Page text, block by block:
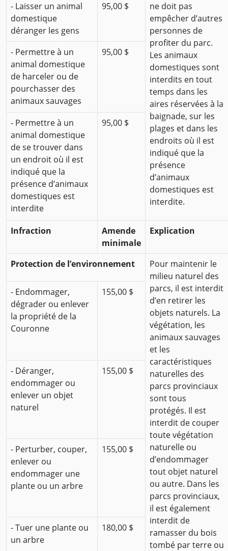
ne doit pas
empêcher d’autres
personnes de
profiter du parc.
Les animaux
domestiques sont
interdits en tout
temps dans les
aires réservées à la
baignade, sur les
plages et dans les
endroits où il est
indiqué que la
présence
d’animaux
domestiques est
interdite.
- Laisser un animal
domestique
déranger les gens
95,00 $
- Permettre à un
animal domestique
de harceler ou de
pourchasser des
animaux sauvages
95,00 $
- Permettre à un
animal domestique
de se trouver dans
un endroit où il est
indiqué que la
présence d’animaux
domestiques est
interdite
95,00 $
Infraction
Amende
minimale
Explication
Protection de l’environnement
Pour maintenir le
milieu naturel des
parcs, il est interdit
d’en retirer les
objets naturels. La
végétation, les
animaux sauvages
et les
caractéristiques
naturelles des
parcs provinciaux
sont tous
protégés. Il est
interdit de couper
toute végétation
naturelle ou
d’endommager
tout objet naturel
ou autre. Dans les
parcs provinciaux,
il est également
interdit de
ramasser du bois
tombé par terre ou
- Endommager,
dégrader ou enlever
la propriété de la
Couronne
155,00 $
- Déranger,
endommager ou
enlever un objet
naturel
155,00 $
- Perturber, couper,
enlever ou
endommager une
plante ou un arbre
155,00 $
- Tuer une plante ou
un arbre
180,00 $